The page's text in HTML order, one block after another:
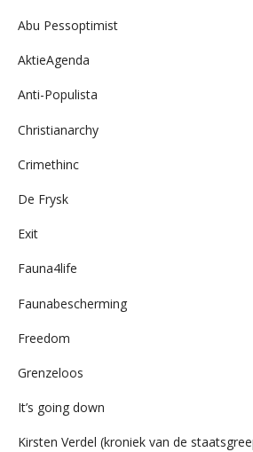
Abu Pessoptimist
AktieAgenda
Anti-Populista
Christianarchy
Crimethinc
De Frysk
Exit
Fauna4life
Faunabescherming
Freedom
Grenzeloos
It’s going down
Kirsten Verdel (kroniek van de